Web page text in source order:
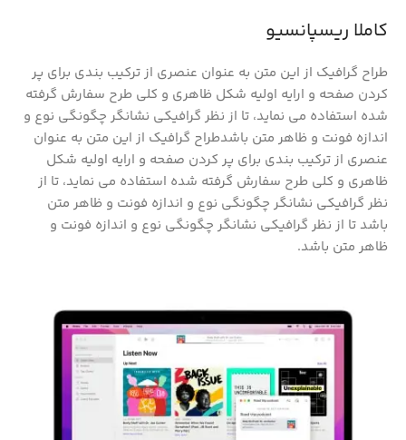
کاملا ریسپانسیو
طراح گرافیک از این متن به عنوان عنصری از ترکیب بندی برای پر
کردن صفحه و ارایه اولیه شکل ظاهری و کلی طرح سفارش گرفته
شده استفاده می نماید، تا از نظر گرافیکی نشانگر چگونگی نوع و
اندازه فونت و ظاهر متن باشدطراح گرافیک از این متن به عنوان
عنصری از ترکیب بندی برای پر کردن صفحه و ارایه اولیه شکل
ظاهری و کلی طرح سفارش گرفته شده استفاده می نماید، تا از
نظر گرافیکی نشانگر چگونگی نوع و اندازه فونت و ظاهر متن
باشد تا از نظر گرافیکی نشانگر چگونگی نوع و اندازه فونت و
ظاهر متن باشد.